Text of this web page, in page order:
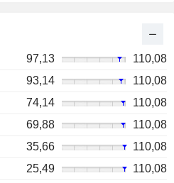
97,13
110,08
93,14
110,08
74,14
110,08
69,88
110,08
35,66
110,08
25,49
110,08